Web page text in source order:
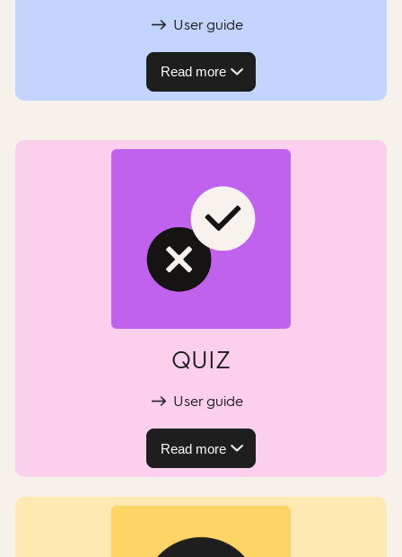
User guide
Read more
QUIZ
User guide
Read more